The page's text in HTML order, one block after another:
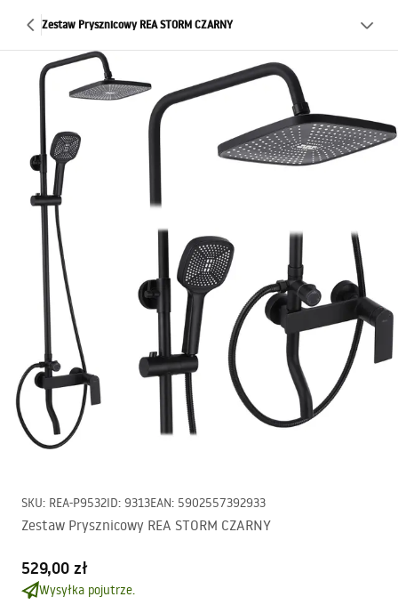
Zestaw Prysznicowy REA STORM CZARNY
SKU: REA-P9532ID: 9313EAN: 5902557392933
Zestaw Prysznicowy REA STORM CZARNY
529,00 zł
Wysyłka pojutrze.